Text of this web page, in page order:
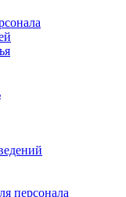
персонала